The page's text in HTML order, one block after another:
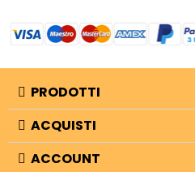
PRODOTTI
ACQUISTI
ACCOUNT